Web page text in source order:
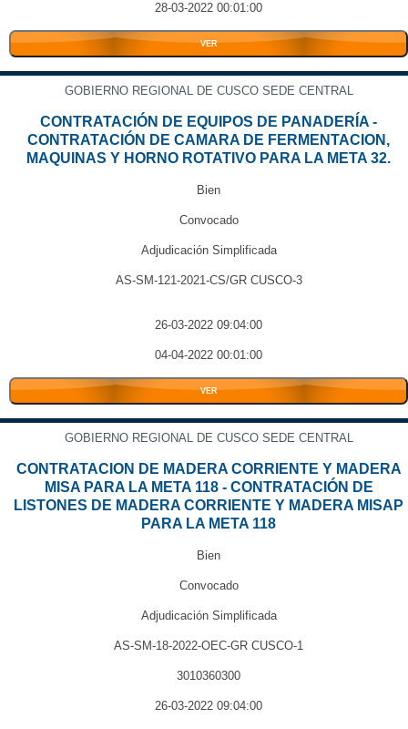
28-03-2022 00:01:00
VER
GOBIERNO REGIONAL DE CUSCO SEDE CENTRAL
CONTRATACIÓN DE EQUIPOS DE PANADERÍA -
CONTRATACIÓN DE CAMARA DE FERMENTACION,
MAQUINAS Y HORNO ROTATIVO PARA LA META 32.
Bien
Convocado
Adjudicación Simplificada
AS-SM-121-2021-CS/GR CUSCO-3
26-03-2022 09:04:00
04-04-2022 00:01:00
VER
GOBIERNO REGIONAL DE CUSCO SEDE CENTRAL
CONTRATACION DE MADERA CORRIENTE Y MADERA
MISA PARA LA META 118 - CONTRATACIÓN DE
LISTONES DE MADERA CORRIENTE Y MADERA MISAP
PARA LA META 118
Bien
Convocado
Adjudicación Simplificada
AS-SM-18-2022-OEC-GR CUSCO-1
3010360300
26-03-2022 09:04:00